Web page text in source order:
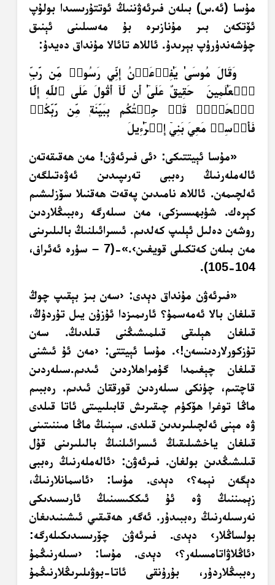
مۇسا (ئە.س) بىلەن فىرئەۋننىڭ ئوتتۇرىسىدا بولۇپ
ئۆتكەن بىر مۇنازىرە بۇ مەسىلىنى ئېنىق
چۈشەندۈرۈپ بېرىدۇ. ئاللاھ تائالا مۇنداق دەيدۇ:
وَقَالَ مُوسَىٰ يَٰفِرۡعَوۡنُ إِنِّي رَسُولٞ مِّن رَّبِّ
ٱلۡعَٰلَمِينَ حَقِيقٌ عَلَىٰٓ أَن لَّآ أَقُولَ عَلَى ٱللَّهِ إِلَّا
ٱلۡحَقَّۚ قَدۡ جِئۡتُكُم بِبَيِّنَةٖ مِّن رَّبِّكُمۡ
فَأَرۡسِلۡ مَعِيَ بَنِيٓ إِسۡرَٰٓءِيلَ
«مۇسا ئېيتتىكى: ‹ئى فىرئەۋن! مەن ھەقىقەتەن
ئالەملەرنىڭ رەببى تەرىپىدىن ئەۋەتىلگەن
ئەلچىمەن. ئاللاھ نامىدىن پەقەت ھەقنىلا سۆزلىشىم
كېرەك. شۈبھىسىزكى، مەن سىلەرگە رەببىڭلاردىن
روشەن دەلىل ئېلىپ كەلدىم. ئىسرائىلنىڭ بالىلىرىنى
مەن بىلەن كەتكىلى قويغىن›.»-(7 – سۈرە ئەئراف،
104-105).
«فىرئەۋن مۇنداق دېدى: ‹سەن بىز بېقىپ چوڭ
قىلغان بالا ئەمەسمۇ؟ ئارىمىزدا ئۇزۇن يىل تۇردۇڭ،
قىلغان ھېلىقى قىلمىشىڭنى قىلدىڭ. سەن
تۇزكورلاردىنسەن!›. مۇسا ئېيتتى: ‹مەن ئۇ ئىشنى
قىلغان چېغىمدا گۇمراھلاردىن ئىدىم.سىلەردىن
قاچتىم، چۈنكى سىلەردىن قورققان ئىدىم. رەببىم
ماڭا توغرا ھۆكۈم چىقىرىش قابىلىيىتى ئاتا قىلدى
ۋە مېنى ئەلچىلىرىدىن قىلدى. سېنىڭ ماڭا مىننىتىنى
قىلغان ياخشىلىقىڭ ئىسرائىلنىڭ بالىلىرىنى قۇل
قىلىشىڭدىن بولغان. فىرئەۋن: ‹ئالەملەرنىڭ رەببى
دېگەن نېمە؟› دېدى. مۇسا: ‹ئاسمانلارنىڭ،
زېمىننىڭ ۋە ئۇ ئىككىسىنىڭ ئارىسىدىكى
نەرسىلەرنىڭ رەببىدۇر. ئەگەر ھەقىقىي ئىشىنىدىغان
بولساڭلار› دېدى. فىرئەۋن چۆرىسىدىكىلەرگە:
‹ئاڭلاۋاتامسىلەر؟› دېدى. مۇسا: ‹سىلەرنىڭمۇ
رەببىڭلاردۇر، بۇرۇنقى ئاتا-بوۋىلىرىڭلارنىڭمۇ